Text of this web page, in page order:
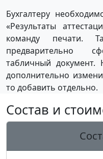
Бухгалтеру
«Результаты
команду печати.
предварительно
табличный документ.
дополнительно
то добавить отдельно.
Состав и